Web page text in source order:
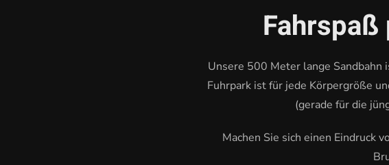
Unsere 500 Meter lange
Fuhrpark ist für jede Körpergröße
(gerade für die
Machen Sie sich einen Eindruck